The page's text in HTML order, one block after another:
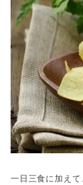
一日三食に加え